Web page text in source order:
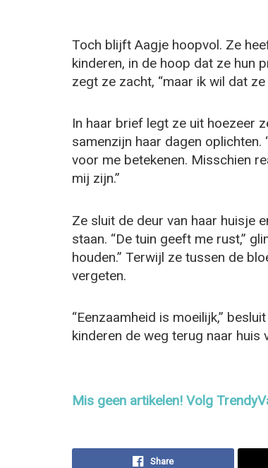
Toch blijft Aagje hoopvol. Ze
kinderen, in de hoop dat ze hun
zegt ze zacht, “maar ik wil dat ze
In haar brief legt ze uit hoezeer
samenzijn haar dagen
voor me betekenen. Misschien
mij zijn.”
Ze sluit de deur van haar huisje
staan. “De tuin geeft me rust,”
houden.” Terwijl ze tussen de
vergeten.
“Eenzaamheid is moeilijk,”
kinderen de weg terug naar huis
Mis geen artikelen! Volg
Share